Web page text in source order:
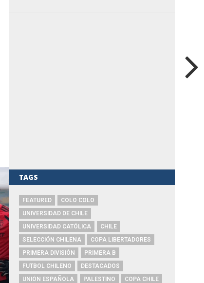
TAGS
FEATURED
COLO COLO
UNIVERSIDAD DE CHILE
UNIVERSIDAD CATÓLICA
CHILE
SELECCIÓN CHILENA
COPA LIBERTADORES
PRIMERA DIVISIÓN
PRIMERA B
FUTBOL CHILENO
DESTACADOS
UNIÓN ESPAÑOLA
PALESTINO
COPA CHILE